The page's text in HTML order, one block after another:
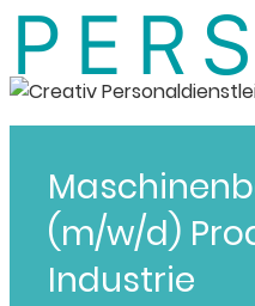
(m/w/d)
Industrie